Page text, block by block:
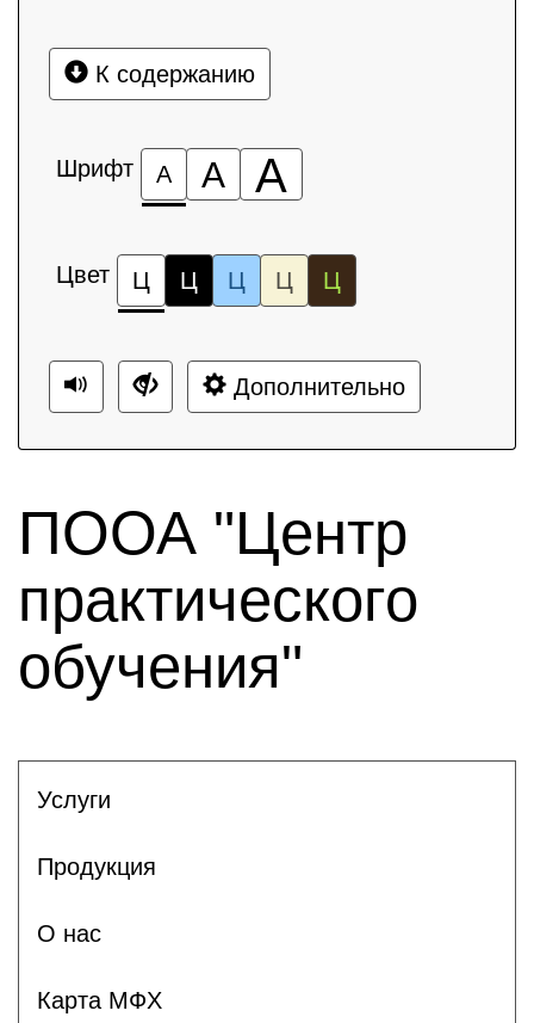
К содержанию
Шрифт А А А
Цвет Ц Ц Ц Ц Ц
Дополнительно
ПООА "Центр
практического
обучения"
Услуги
Продукция
О нас
Карта МФХ